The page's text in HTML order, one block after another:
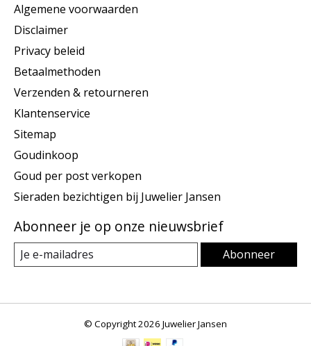
Algemene voorwaarden
Disclaimer
Privacy beleid
Betaalmethoden
Verzenden & retourneren
Klantenservice
Sitemap
Goudinkoop
Goud per post verkopen
Sieraden bezichtigen bij Juwelier Jansen
Abonneer je op onze nieuwsbrief
Abonneer
© Copyright 2026 Juwelier Jansen